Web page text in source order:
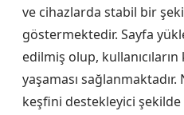
ve cihazlarda stabil bir
göstermektedir. Sayfa
edilmiş olup,
yaşaması sağlanmaktadır.
keşfini destekleyici